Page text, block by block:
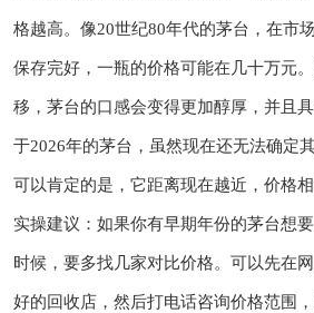
格越高。像20世纪80年代的茅台，在市
保存完好，一瓶的价格可能在几十万元
移，茅台的口感会变得更加醇厚，并且
于2026年的茅台，虽然现在还无法确定
可以肯定的是，它距离现在越近，价格相
实操建议：如果你有早期年份的茅台想
时候，要多找几家对比价格。可以先在
好的回收店，然后打电话咨询价格范围